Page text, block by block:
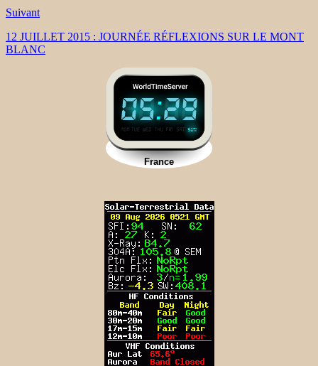
Suivant
12 JUILLET 2015 : JOURNÉE RÉFLEXIONS SUR LE MONT
BLANC